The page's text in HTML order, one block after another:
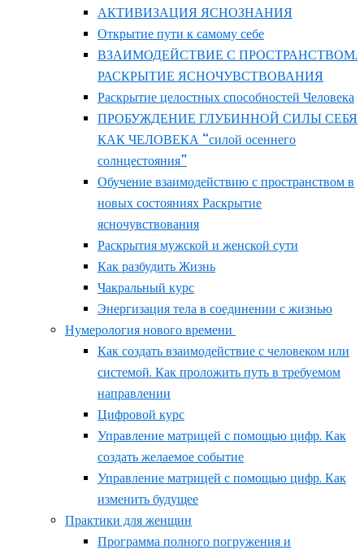
АКТИВИЗАЦИЯ ЯСНОЗНАНИЯ
Открытие пути к самому себе
ВЗАИМОДЕЙСТВИЕ С ПРОСТРАНСТВОМ.
РАСКРЫТИЕ ЯСНОЧУВСТВОВАНИЯ
Раскрытие целостных способностей Человека
ПРОБУЖДЕНИЕ ГЛУБИННОЙ СИЛЫ СЕБЯ
КАК ЧЕЛОВЕКА “силой осеннего
солнцестояния”
Обучение взаимодействию с пространством в
новых состояниях Раскрытие
ясночувствования
Раскрытия мужской и женской сути
Как разбудить Жизнь
Чакральный курс
Энергизация тела в соединении с жизнью
Нумерология нового времени
Как создать взаимодействие с человеком или
системой. Как проложить путь в требуемом
направлении
Цифровой курс
Управление матрицей с помощью цифр. Как
создать желаемое событие
Управление матрицей с помощью цифр. Как
изменить будущее
Практики для женщин
Программа полного погружения и